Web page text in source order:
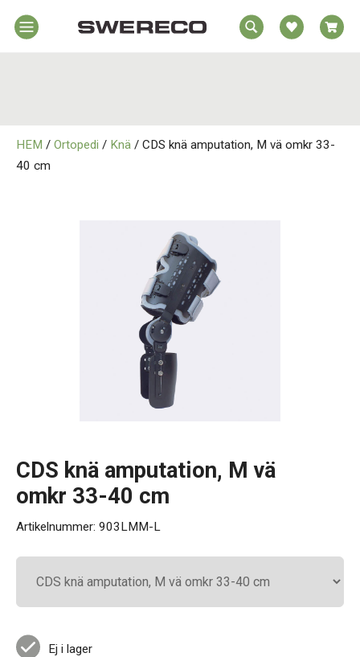
Rörelsehjälpmedel
HEM / Ortopedi / Knä / CDS knä amputation, M vä omkr 33-
40 cm
CDS knä amputation, M vä
omkr 33-40 cm
Artikelnummer: 903LMM-L
Ej i lager